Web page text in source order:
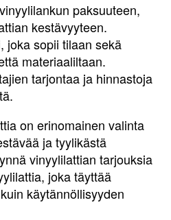
paksuuteen,
kestävyyteen.
joka sopii tilaan sekä
materiaaliltaan.
tarjontaa ja hinnastoja
on erinomainen valinta
ja tyylikästä
vinyylilattian tarjouksia
joka täyttää
käytännöllisyyden